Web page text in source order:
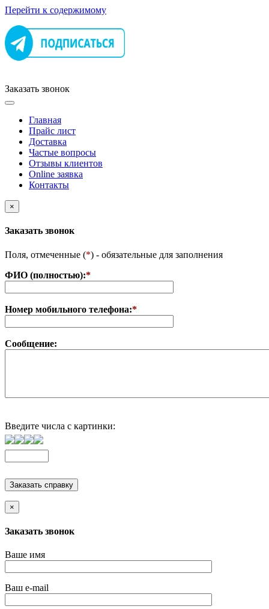
Перейти к содержимому
Заказать звонок
Главная
Прайс лист
Доставка
Частые вопросы
Отзывы клиентов
Online заявка
Контакты
×
Заказать звонок
Поля, отмеченные (*) - обязательные для заполнения
ФИО (полностью):*
Номер мобильного телефона:*
Сообщение:
Введите числа с картинки:
×
Заказать звонок
Ваше имя
Ваш e-mail